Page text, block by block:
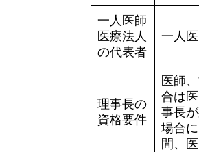
一人医師
医療法人
の代表者
一人
理事長の
資格要件
医師
合は
事長
場合
間、